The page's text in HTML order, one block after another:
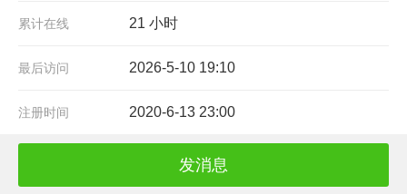
21 小时
累计在线
2026-5-10 19:10
最后访问
2020-6-13 23:00
注册时间
发消息